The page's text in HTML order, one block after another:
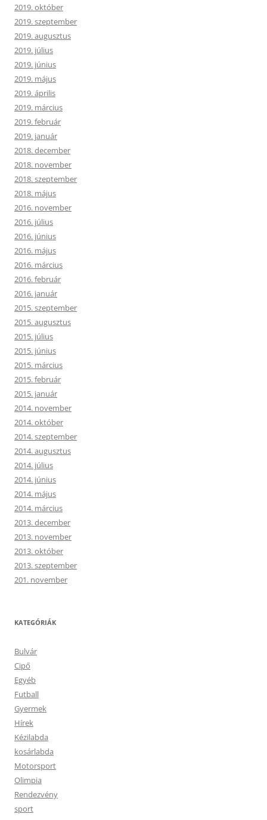
2019. október
2019. szeptember
2019. augusztus
2019. július
2019. június
2019. május
2019. április
2019. március
2019. február
2019. január
2018. december
2018. november
2018. szeptember
2018. május
2016. november
2016. július
2016. június
2016. május
2016. március
2016. február
2016. január
2015. szeptember
2015. augusztus
2015. július
2015. június
2015. március
2015. február
2015. január
2014. november
2014. október
2014. szeptember
2014. augusztus
2014. július
2014. június
2014. május
2014. március
2013. december
2013. november
2013. október
2013. szeptember
201. november
KATEGÓRIÁK
Bulvár
Cipő
Egyéb
Futball
Gyermek
Hírek
Kézilabda
kosárlabda
Motorsport
Olimpia
Rendezvény
sport